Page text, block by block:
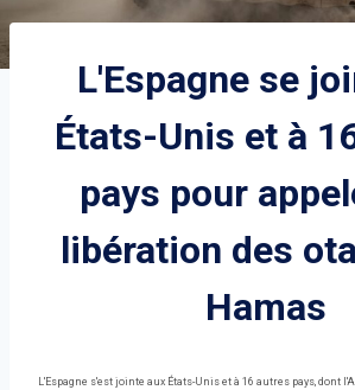
L'Espagne se
États-Unis et à
pays pour
libération des
Hamas
L'Espagne s'est jointe aux États-Unis et à 16 autres pays, dont